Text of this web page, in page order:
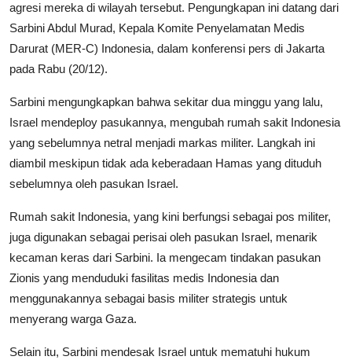
agresi mereka di wilayah tersebut. Pengungkapan ini datang dari
Sarbini Abdul Murad, Kepala Komite Penyelamatan Medis
Darurat (MER-C) Indonesia, dalam konferensi pers di Jakarta
pada Rabu (20/12).
Sarbini mengungkapkan bahwa sekitar dua minggu yang lalu,
Israel mendeploy pasukannya, mengubah rumah sakit Indonesia
yang sebelumnya netral menjadi markas militer. Langkah ini
diambil meskipun tidak ada keberadaan Hamas yang dituduh
sebelumnya oleh pasukan Israel.
Rumah sakit Indonesia, yang kini berfungsi sebagai pos militer,
juga digunakan sebagai perisai oleh pasukan Israel, menarik
kecaman keras dari Sarbini. Ia mengecam tindakan pasukan
Zionis yang menduduki fasilitas medis Indonesia dan
menggunakannya sebagai basis militer strategis untuk
menyerang warga Gaza.
Selain itu, Sarbini mendesak Israel untuk mematuhi hukum